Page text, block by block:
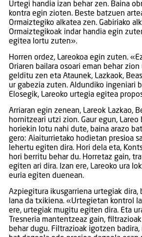
Urtegi handia izan behar zen. Baina
kontra egin zioten. Beste batzuen
Ormaiztegiko alkatea zen. Gabiriako
Ormaiztegikoak indar handia egin
egitea lortu zuten».
Horren ordez, Lareokoa egin zuten.
Oriaren bailara osoari eman behar
gelditu zen eta Ataunek, Lazkaok,
ur gabezia zuten. Aldundiko ingeniari
Elosegik, Lareoko urtegia egitea
Arriaran egin zenean, Lareok Lazkao,
hornitzeari utzi zion. Gaur egun, Lareo
horiekin lotu nahi dute, baina arazo
gero: Aiaiturrietako hodietan presioa
lehertu egiten dira. Hori dela eta,
hori berritu behar du. Horretaz gain,
egiten ari dira. Izan ere, Lareoko ura
euria egiten duenean.
Azpiegitura ikusgarriena urtegiak dira,
lana da txikiena. «Urtegietan kontrol
ere, urtegiak mugitu egiten dira. Eta
Tresneria mantentzeaz gain,
behar dugu. Filtrazioak igotzen